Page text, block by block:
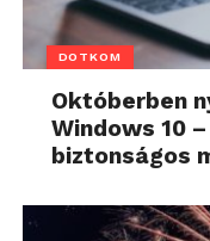
DOTKOM
Októberben
Windows 10
biztonságos